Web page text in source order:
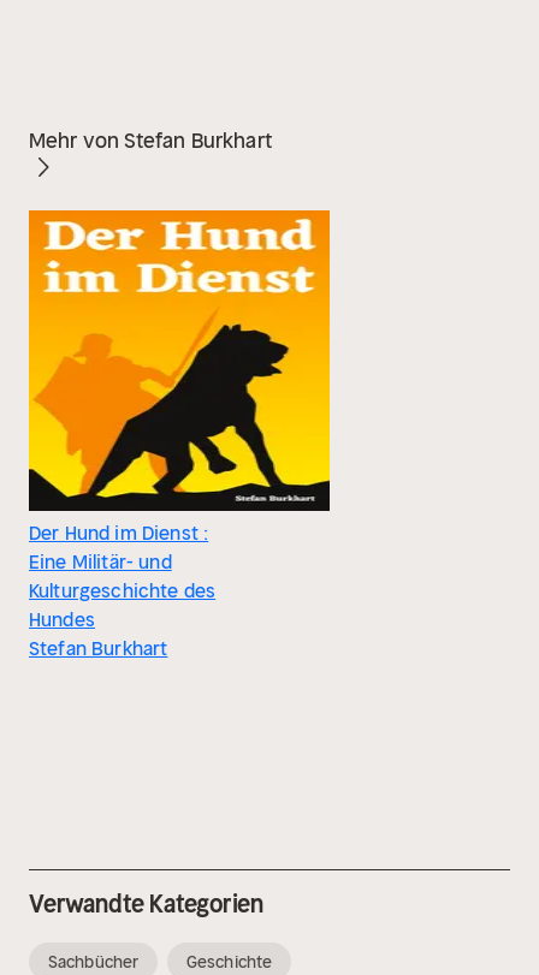
Mehr von Stefan Burkhart
Der Hund im Dienst :
Eine Militär- und
Kulturgeschichte des
Hundes
Stefan Burkhart
Verwandte Kategorien
Sachbücher Geschichte